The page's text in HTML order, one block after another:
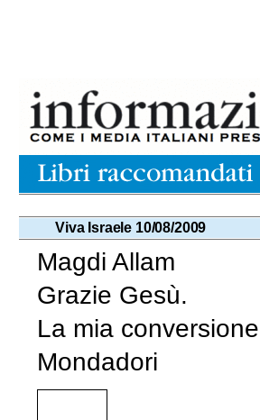
Viva Israele 10/08/2009
Magdi Allam
Grazie Gesù.
La mia
Mondadori